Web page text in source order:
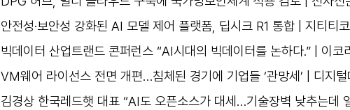
안전성·보안성 강화된 AI 모델 제어 플랫폼, 딥시크 R1 통합 | 지티티
빅데이터 산업트랜드 콘퍼런스 “AI시대의 빅데이터를 논하다.” | 이코
VM웨어 라이선스 전면 개편…침체된 경기에 기업들 ‘관망세’ | 디지털
김경상 한국레드햇 대표 “AI도 오픈소스가 대세…기술장벽 낮추는데